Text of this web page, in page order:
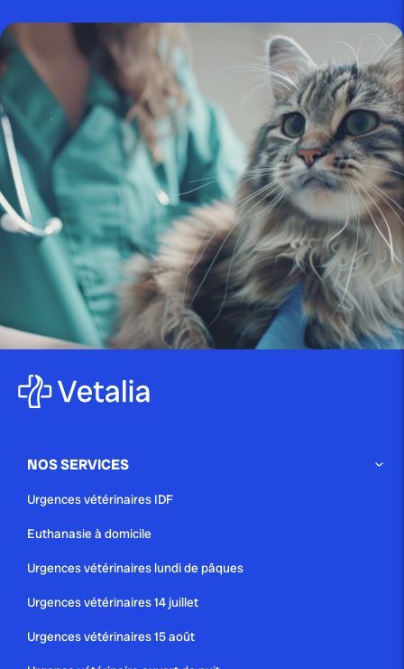
Mon chien a mal aux dents :
causes,...
publié le 14 juillet 2025 par Christophe Le Dref
Pourquoi mon chien se gratte-t-il
constamment les oreilles...
publié le 8 juillet 2025 par Christophe Le Dref
Reconnaître les symptômes d’un
chien mourant
Comprendre pourquoi votre
NOS SERVICES
Urgences vétérinaires IDF
Euthanasie à domicile
Urgences vétérinaires lundi de pâques
Urgences vétérinaires 14 juillet
Urgences vétérinaires 15 août